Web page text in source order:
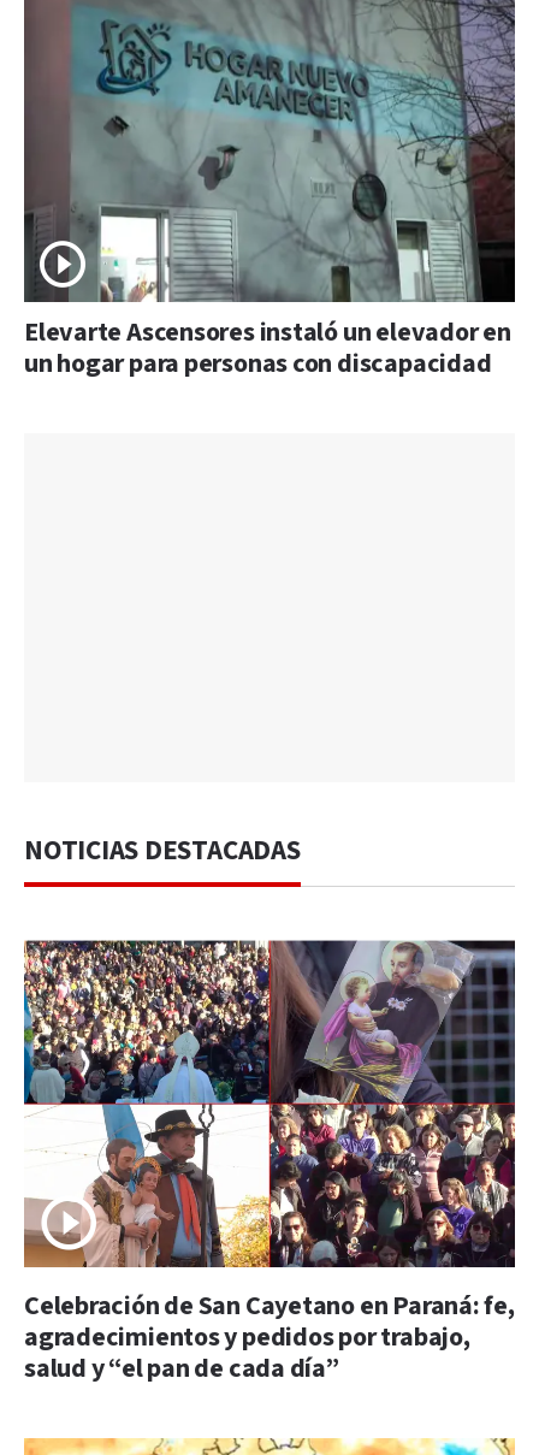
Elevarte Ascensores instaló un elevador en
un hogar para personas con discapacidad
NOTICIAS DESTACADAS
Celebración de San Cayetano en Paraná: fe,
agradecimientos y pedidos por trabajo,
salud y “el pan de cada día”